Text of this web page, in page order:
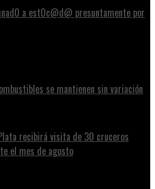
a est0c@d@ presuntamente por
se mantienen sin variación
recibirá visita de 30 cruceros
el mes de agosto